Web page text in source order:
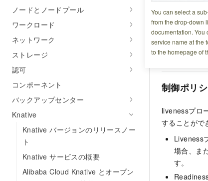
You can select a
from the drop-down
documentation. You
service name at the
to the homepage of
ノードとノードプール
ワークロード
ネットワーク
ストレージ
認可
コンポーネント
バックアップセンター
Knative
Knative バージョンのリリースノー
ト
Knative サービスの概要
Alibaba Cloud Knative とオープン
クラウドネ
ョンでは、
きるようにす
ドのコールド
ブなプローブ
制御ポリ
livenessプロ
することがで
Liveness
場合、ま
す。